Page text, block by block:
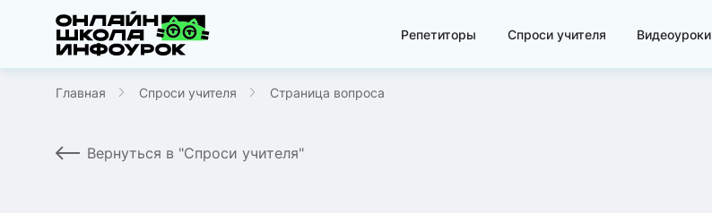
Репетиторы Спроси учителя Видеоуроки
Главная Спроси учителя Страница вопроса
Вернуться в "Спроси учителя"